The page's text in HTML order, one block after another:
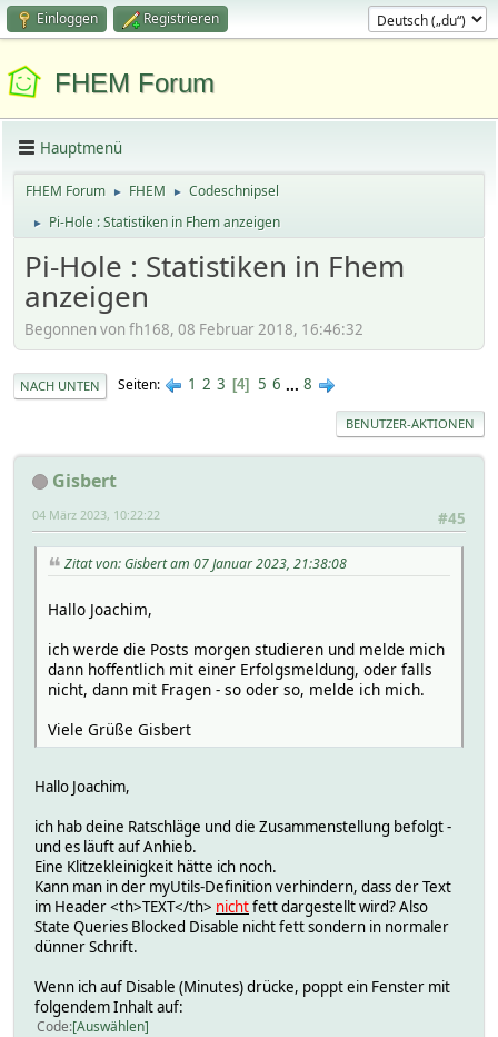
Einloggen Registrieren
FHEM Forum
Hauptmenü
FHEM Forum ► FHEM ► Codeschnipsel
► Pi-Hole : Statistiken in Fhem anzeigen
Pi-Hole : Statistiken in Fhem
anzeigen
Begonnen von fh168, 08 Februar 2018, 16:46:32
NACH UNTEN Seiten 1 2 3 4 5 6 ... 8
BENUTZER-AKTIONEN
Gisbert
#45
04 März 2023, 10:22:22
Zitat von: Gisbert am 07 Januar 2023, 21:38:08
Hallo Joachim,
ich werde die Posts morgen studieren und melde mich
dann hoffentlich mit einer Erfolgsmeldung, oder falls
nicht, dann mit Fragen - so oder so, melde ich mich.
Viele Grüße Gisbert
Hallo Joachim,
ich hab deine Ratschläge und die Zusammenstellung befolgt -
und es läuft auf Anhieb.
Eine Klitzekleinigkeit hätte ich noch.
Kann man in der myUtils-Definition verhindern, dass der Text
im Header <th>TEXT</th> nichtfett dargestellt wird? Also
State Queries Blocked Disable nicht fett sondern in normaler
dünner Schrift.
Wenn ich auf Disable (Minutes) drücke, poppt ein Fenster mit
folgendem Inhalt auf:
Code Auswählen